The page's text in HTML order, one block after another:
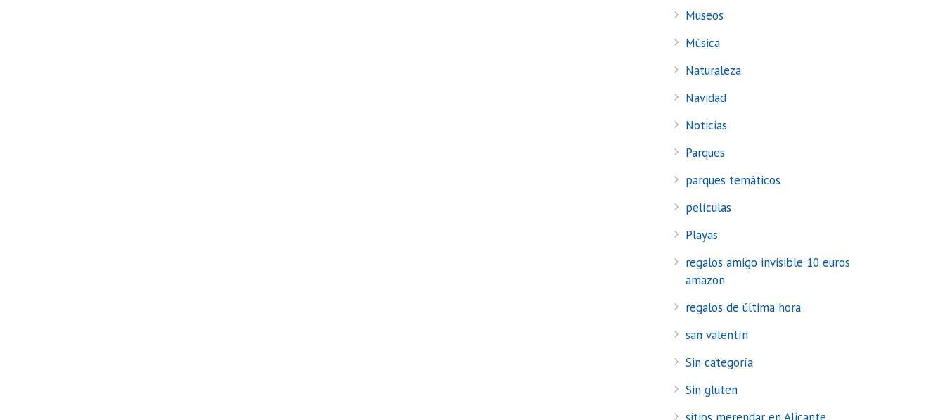
Museos
Música
Naturaleza
Navidad
Noticias
Parques
parques temáticos
películas
Playas
regalos amigo invisible 10 euros
amazon
regalos de última hora
san valentín
Sin categoría
Sin gluten